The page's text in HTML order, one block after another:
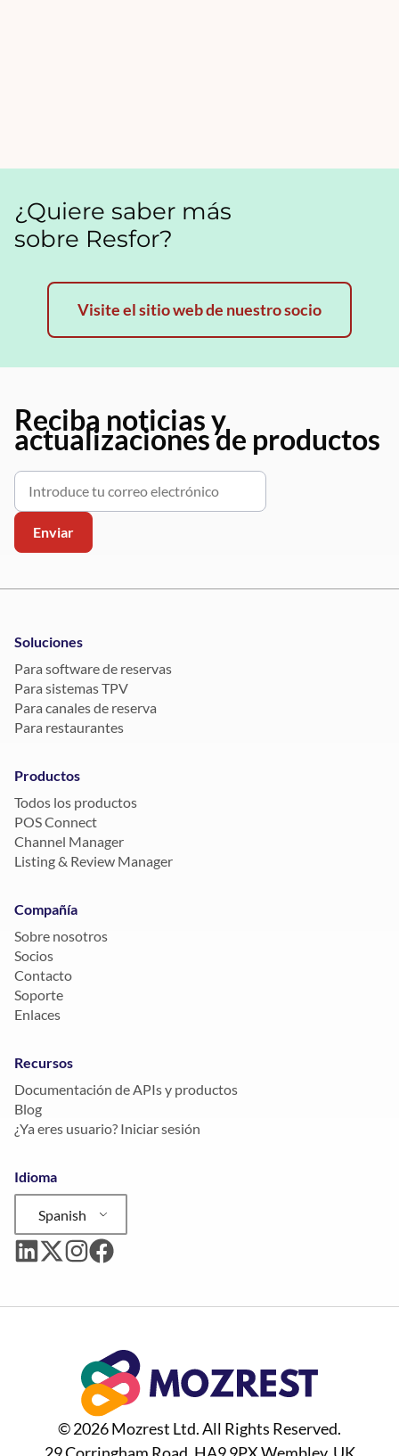
¿Quiere saber más
sobre Resfor?
Visite el sitio web de nuestro socio
Reciba noticias y
actualizaciones de productos
Soluciones
Para software de reservas
Para sistemas TPV
Para canales de reserva
Para restaurantes
Productos
Todos los productos
POS Connect
Channel Manager
Listing & Review Manager
Compañía
Sobre nosotros
Socios
Contacto
Soporte
Enlaces
Recursos
Documentación de APIs y productos
Blog
¿Ya eres usuario? Iniciar sesión
Idioma
Spanish
© 2026 Mozrest Ltd. All Rights Reserved.